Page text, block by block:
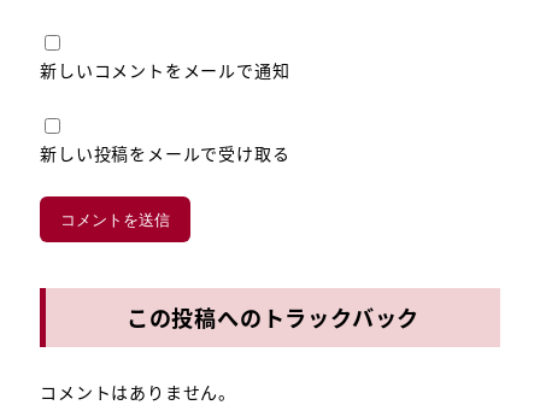
新しいコメントをメールで通知
新しい投稿をメールで受け取る
この投稿へのトラックバック
コメントはありません。